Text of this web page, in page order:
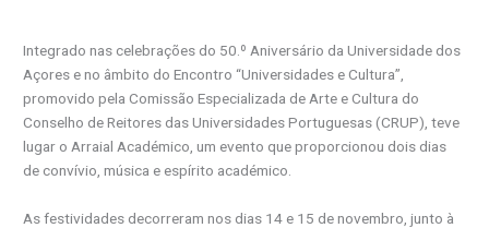
Integrado nas celebrações do 50.º Aniversário da Universidade dos
Açores e no âmbito do Encontro “Universidades e Cultura”,
promovido pela Comissão Especializada de Arte e Cultura do
Conselho de Reitores das Universidades Portuguesas (CRUP), teve
lugar o Arraial Académico, um evento que proporcionou dois dias
de convívio, música e espírito académico.
As festividades decorreram nos dias 14 e 15 de novembro, junto à